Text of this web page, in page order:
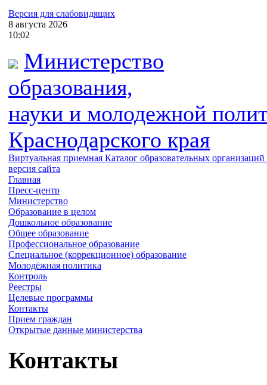
Версия для слабовидящих
8 августа 2026
10:02
Министерство
образования,
науки и молодежной
Краснодарского края
Виртуальная приемная Каталог образовательных организаций
версия сайта
Главная
Пресс-центр
Министерство
Образование в целом
Дошкольное образование
Общее образование
Профессиональное образование
Специальное (коррекционное) образование
Молодёжная политика
Контроль
Реестры
Целевые программы
Контакты
Прием граждан
Открытые данные министерства
Контакты